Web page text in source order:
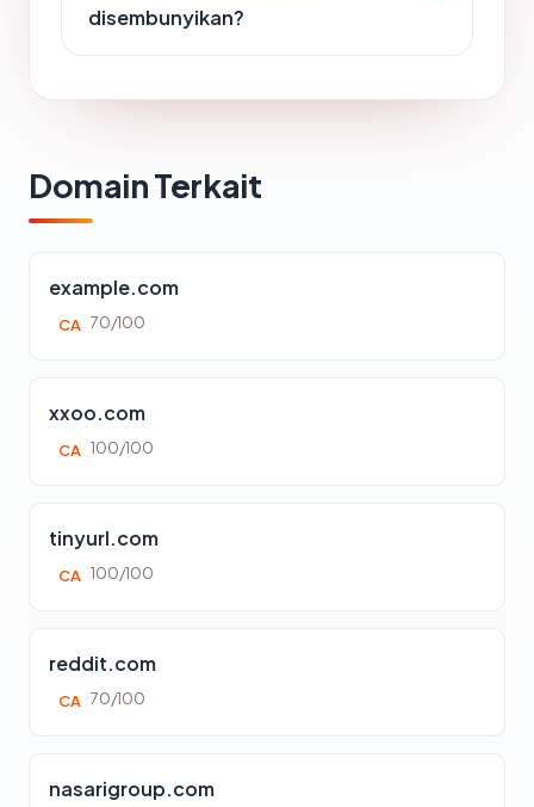
disembunyikan?
Domain Terkait
example.com
CA 70/100
xxoo.com
CA 100/100
tinyurl.com
CA 100/100
reddit.com
CA 70/100
nasarigroup.com